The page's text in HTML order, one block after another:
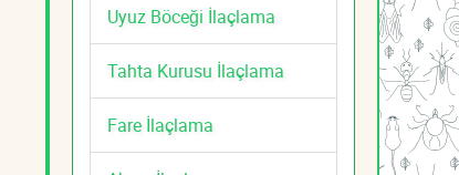
Uyuz Böceği İlaçlama
Tahta Kurusu İlaçlama
Fare İlaçlama